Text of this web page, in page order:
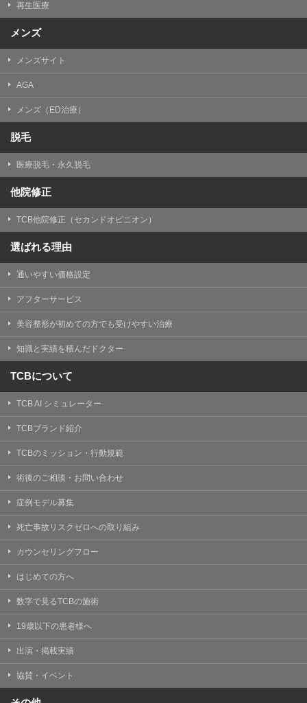
再生医療
メンズ
メンズサイト
AGA
メンズ（ED治療）
脱毛
医療脱毛・永久脱毛
他院修正
TCB他院修正（セカンドオピニオン）
選ばれる理由
通いやすい価格設定
アフターサービス
美容整形が初めての方でも受けやすい治療
知識と実績を積んだドクター
TCBについて
TCB AI シミュレーター
TCBブランド紹介
TCBのミッション・行動規範
術後のご相談・お問い合わせ
症例モデル募集
死亡事故リスクゼロへの取り組み
カウンセリングフロー
はじめての方へ
数字で見るTCBの施術
19歳以下の患者様へ
出演・掲載実績
協賛・イベント